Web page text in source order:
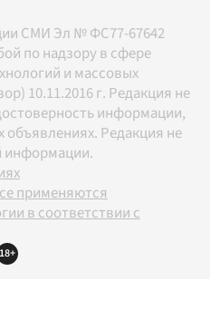
СМИ Эл № ФС77-67642
по надзору в сфере
и массовых
10.11.2016 г. Редакция не
информации,
Редакция не
информации.
применяются
в соответствии с
18+